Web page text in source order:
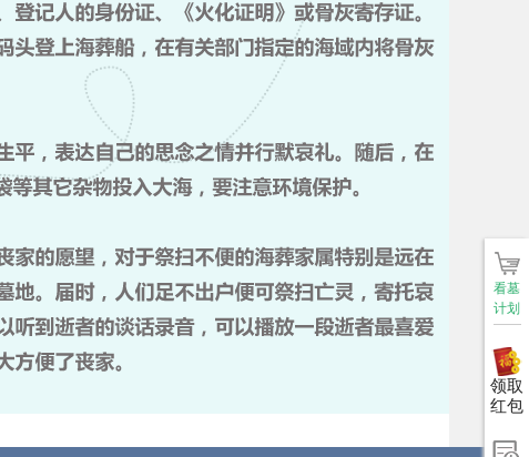
看墓
计划
领取
红包